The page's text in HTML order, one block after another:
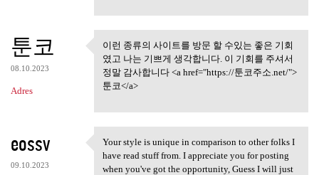
툰코
08.10.2023
Adres
이런 종류의 사이트를 방문 할 수
있는 좋은 기회 였고
이런 종류의 사이트를 방문 할 수있는 좋은 기회
였고 나는 기쁘게 생각합니다. 이 기회를 주셔서
정말 감사합니다 <a href="https://툰코주소.net/">
툰코</a>
eossv
09.10.2023
Your style is unique in
Your style is unique in comparison to other folks I
have read stuff from. I appreciate you for posting
when you've got the opportunity, Guess I will just